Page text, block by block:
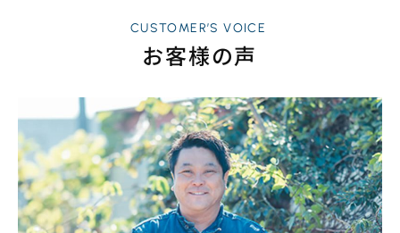
CUSTOMER’S VOICE
お客様の声